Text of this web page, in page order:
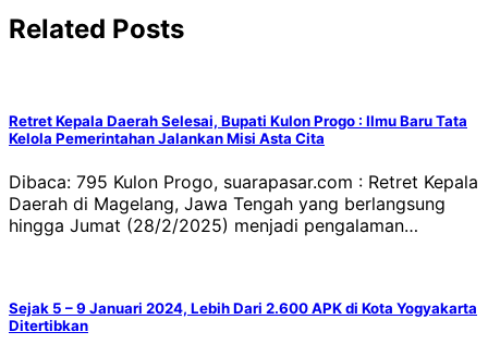
Related Posts
Retret Kepala Daerah Selesai, Bupati Kulon Progo : Ilmu Baru Tata
Kelola Pemerintahan Jalankan Misi Asta Cita
Dibaca: 795 Kulon Progo, suarapasar.com : Retret Kepala
Daerah di Magelang, Jawa Tengah yang berlangsung
hingga Jumat (28/2/2025) menjadi pengalaman…
Sejak 5 – 9 Januari 2024, Lebih Dari 2.600 APK di Kota Yogyakarta
Ditertibkan